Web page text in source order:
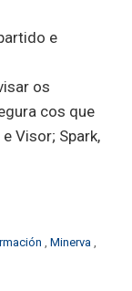
e
os
cos que
Visor; Spark,
Minerva